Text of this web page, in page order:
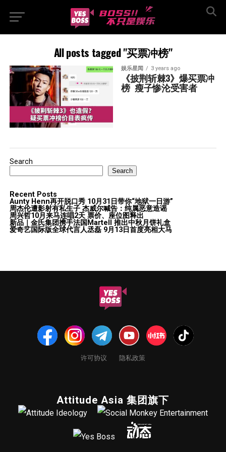
All posts tagged "买票冲榜"
娱乐星闻 3 years ago
《披荆斩棘3》爆买票冲
榜  瘦子惨沦受害者
Search
Search
Recent Posts
Aunty Henn再开脱口秀 10月31日带你“地狱一日游”
周杰伦遭影射有私生子 杰威尔喊告：纯属恶意造谣
周兴哲10月来马连唱2天 票价、座位图释出
新品｜金氏集团携手法国Martell 推出中秋月饼礼盒
爱奇艺国际版全球代言人丞磊 9月13日首度亮相大马
许可协议 隐私政策
Attitude Asia 集团旗下